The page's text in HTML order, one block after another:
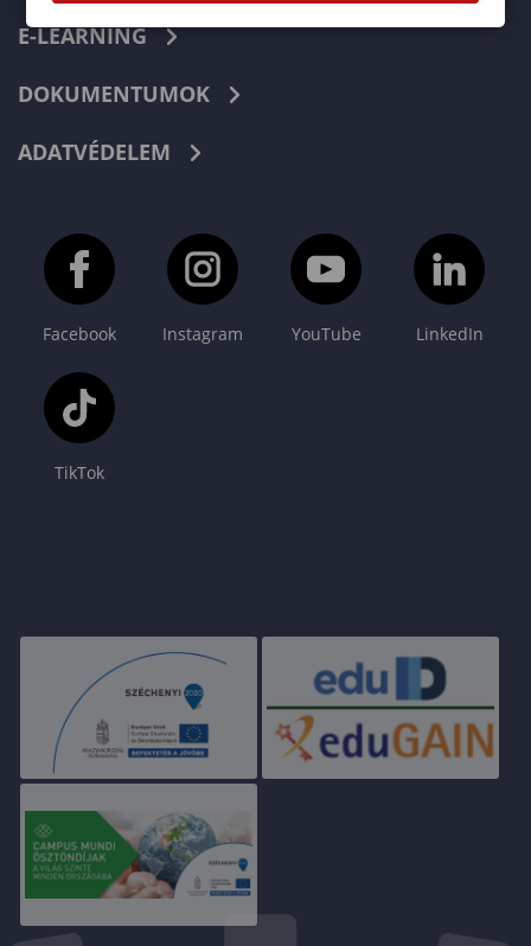
E-LEARNING
DOKUMENTUMOK
ADATVÉDELEM
Facebook Instagram YouTube LinkedIn
TikTok